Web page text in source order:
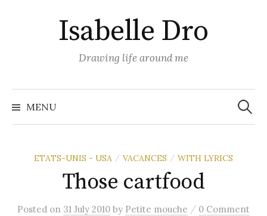
Isabelle Dro
Drawing life around me
MENU
Search
for:
ETATS-UNIS - USA / VACANCES / WITH LYRICS
Those cartfood
Posted on 31 July 2010 by Petite mouche / 0 Comment